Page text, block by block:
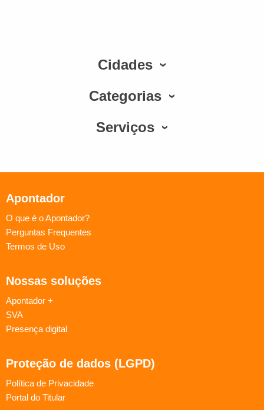
Cidades
Categorias
Serviços
Apontador
O que é o Apontador?
Perguntas Frequentes
Termos de Uso
Nossas soluções
Apontador +
SVA
Presença digital
Proteção de dados (LGPD)
Política de Privacidade
Portal do Titular